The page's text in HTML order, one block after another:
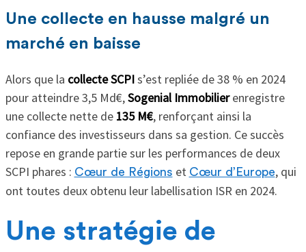
Une collecte en hausse malgré un
marché en baisse
Alors que la collecte SCPIs’est repliée de 38 % en 2024
pour atteindre 3,5 Md€,Sogenial Immobilierenregistre
une collecte nette de 135 M€, renforçant ainsi la
confiance des investisseurs dans sa gestion. Ce succès
repose en grande partie sur les performances de deux
SCPI phares : Cœur de Régions et Cœur d’Europe, qui
ont toutes deux obtenu leur labellisation ISR en 2024.
Une stratégie de